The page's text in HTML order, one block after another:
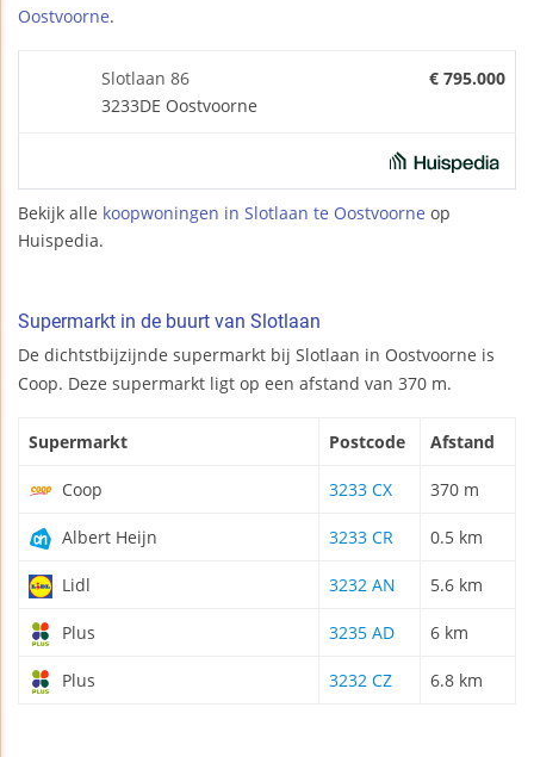
Oostvoorne.
Slotlaan 86
3233DE Oostvoorne
€ 795.000
Bekijk alle koopwoningen in Slotlaan te Oostvoorne op
Huispedia.
Supermarkt in de buurt van Slotlaan
De dichtstbijzijnde supermarkt bij Slotlaan in Oostvoorne is
Coop. Deze supermarkt ligt op een afstand van 370 m.
Supermarkt Postcode Afstand
Coop 3233 CX 370 m
Albert Heijn 3233 CR 0.5 km
Lidl 3232 AN 5.6 km
Plus 3235 AD 6 km
Plus 3232 CZ 6.8 km